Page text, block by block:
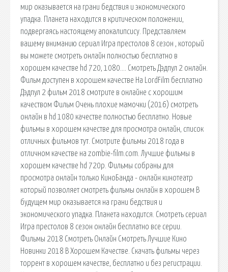
мир оказывается на грани бедствия и экономического
упадка. Планета находится в критическом положении,
подвергаясь настоящему апокалипсису. Представляем
вашему вниманию сериал Игра престолов 8 сезон , который
вы можете смотреть онлайн полностью бесплатно в
хорошем качестве hd 720, 1080…. Смотреть Дэдпул 2 онлайн.
Фильм доступен в хорошем качестве На LordFilm бесплатно
Дэдпул 2 фильм 2018 смотрите в онлайне с хорошим
качеством Фильм Очень плохие мамочки (2016) смотреть
онлайн в hd 1080 качестве полностью бесплатно. Новые
фильмы в хорошем качестве для просмотра онлайн, список
отличных фильмов тут. Смотрите фильмы 2018 года в
отличном качестве на zombie-film.com. Лучшие фильмы в
хорошем качестве hd 720p. Фильмы собраны для
просмотра онлайн только КиноБанда - онлайн кинотеатр
который позволяет смотреть фильмы онлайн в хорошем В
будущем мир оказывается на грани бедствия и
экономического упадка. Планета находится. Смотреть сериал
Игра престолов 8 сезон онлайн бесплатно все серии.
Фильмы 2018 Смотреть Онлайн Смотреть Лучшие Кино
Новинки 2018 В Хорошем Качестве. Скачать фильмы через
торрент в хорошем качестве, бесплатно и без регистрации.